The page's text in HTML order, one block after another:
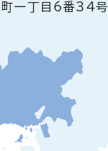
町一丁目6番34号